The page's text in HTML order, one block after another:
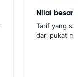
Nilai besar
Tarif yang
dari pukat